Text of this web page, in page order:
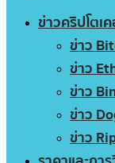
ข่าวคริปโตเ
ข่าว
ข่าว
ข่าว
ข่าว
ข่าว